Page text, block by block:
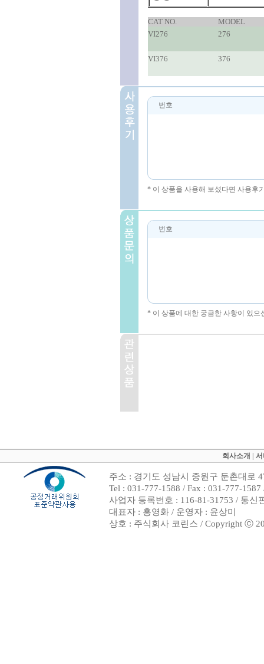
CAT NO.
MODEL
VI276
276
VI376 376
번호
* 이 상품을 사용해 보셨다면 사용후
번호
* 이 상품에 대한 궁금한 사항이 있
회사소개
주소 : 경기도 성남시 중원구 둔촌대로
Tel : 031-777-1588 / Fax : 031-777-
사업자 등록번호 : 116-81-31753 / 통신
대표자 : 홍영화 / 운영자 : 윤상미
상호 : 주식회사 코린스 / Copyright ⓒ